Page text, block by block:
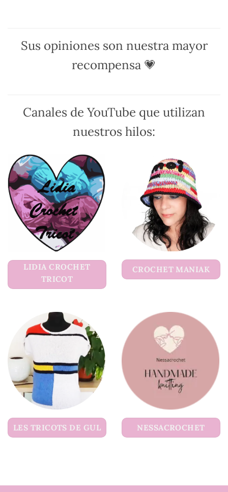
elegir
elegir
Sus opiniones son nuestra mayor
recompensa 💗
Canales de YouTube que utilizan
nuestros hilos:
LIDIA CROCHET
TRICOT
CROCHET MANIAK
LES TRICOTS DE GUL NESSACROCHET